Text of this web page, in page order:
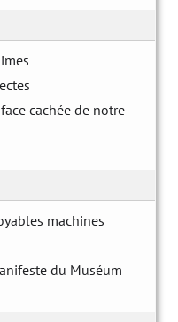
cachée de notre
machines
du Muséum